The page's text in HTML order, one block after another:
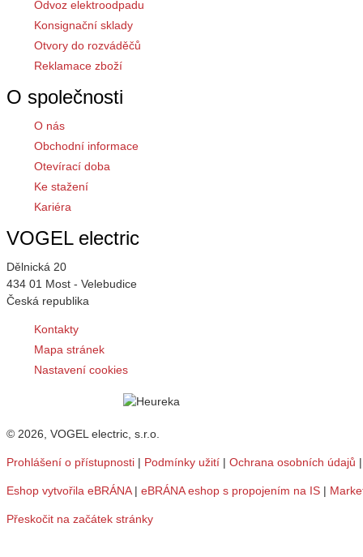
Odvoz elektroodpadu
Konsignační sklady
Otvory do rozváděčů
Reklamace zboží
O společnosti
O nás
Obchodní informace
Otevírací doba
Ke stažení
Kariéra
VOGEL electric
Dělnická 20
434 01 Most - Velebudice
Česká republika
Kontakty
Mapa stránek
Nastavení cookies
© 2026, VOGEL electric, s.r.o.
Prohlášení o přístupnosti | Podmínky užití | Ochrana osobních údajů
Eshop vytvořila eBRÁNA| eBRÁNA eshop s propojením na IS |
Přeskočit na začátek stránky